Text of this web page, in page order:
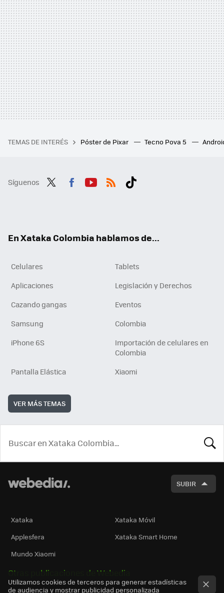
TEMAS DE INTERÉS Póster de Pixar Tecno Pova 5
Síguenos
En Xataka Colombia hablamos de...
Celulares
Tablets
Aplicaciones
Legislación y Derechos
Cazando gangas
Eventos
Samsung
Colombia
iPhone 6S
Importación de celulares en
Colombia
Pantalla Elástica
Xiaomi
VER MÁS TEMAS
SUBIR
Xataka
Xataka Móvil
Applesfera
Xataka Smart Home
Mundo Xiaomi
Otras publicaciones de Webedia
Utilizamos cookies de terceros para generar estadísticas
de audiencia y mostrar publicidad personalizada